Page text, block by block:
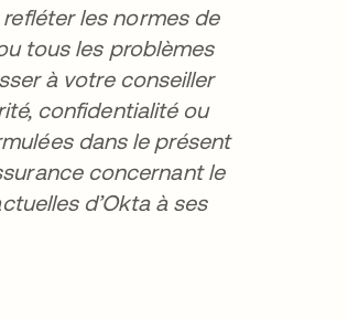
les normes de
tous les problèmes
à votre conseiller
confidentialité ou
dans le présent
concernant le
d’Okta à ses